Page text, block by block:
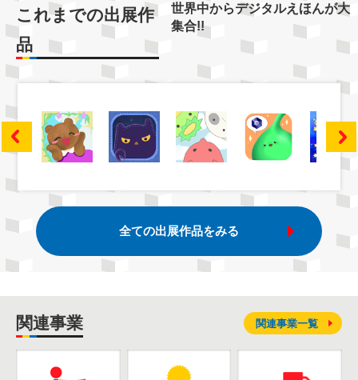
これまでの出展作
品
世界中からデジタルえほんが大
集合!!
全ての出展作品をみる
関連事業 関連事業一覧